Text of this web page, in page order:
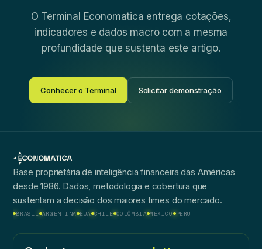
O Terminal Economatica entrega cotações,
indicadores e dados macro com a mesma
profundidade que sustenta este artigo.
Conhecer o Terminal Solicitar demonstração
Base proprietária de inteligência financeira das Américas
desde 1986. Dados, metodologia e cobertura que
sustentam a decisão dos maiores times do mercado.
BRASIL ARGENTINA EUA CHILE COLÔMBIA MÉXICO PERU